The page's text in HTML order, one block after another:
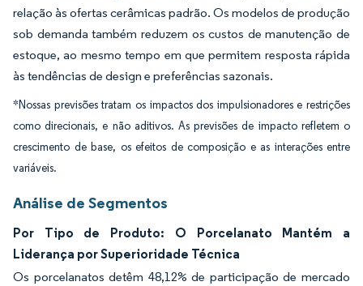
relação às ofertas cerâmicas padrão. Os modelos de produção
sob demanda também reduzem os custos de manutenção de
estoque, ao mesmo tempo em que permitem resposta rápida
às tendências de design e preferências sazonais.
*Nossas previsões tratam os impactos dos impulsionadores e restrições
como direcionais, e não aditivos. As previsões de impacto refletem o
crescimento de base, os efeitos de composição e as interações entre
variáveis.
Análise de Segmentos
Por Tipo de Produto: O Porcelanato Mantém a
Liderança por Superioridade Técnica
Os porcelanatos detêm 48,12% de participação de mercado